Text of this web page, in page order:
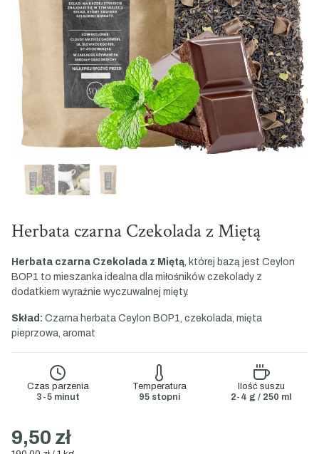
Herbata czarna Czekolada z Miętą
Herbata czarna Czekolada z Miętą, której bazą jest Ceylon
BOP1 to mieszanka idealna dla miłośników czekolady z
dodatkiem wyraźnie wyczuwalnej mięty.
Skład: Czarna herbata Ceylon BOP1, czekolada, mięta
pieprzowa, aromat
Czas parzenia
3-5 minut
Temperatura
95 stopni
Ilość suszu
2-4 g / 250 ml
9,50 zł